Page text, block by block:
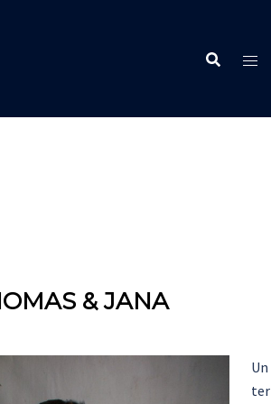
& JANA
Un
ter